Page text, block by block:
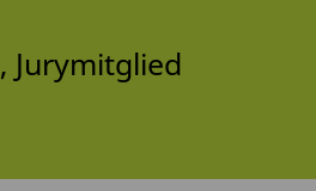
, Jurymitglied